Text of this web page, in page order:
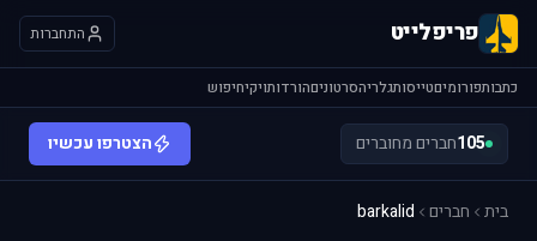
פריפלייט התחברות
כתבותפורומיםטייסותגלריהסרטוניםהורדותויקיחיפוש
105חברים מחוברים הצטרפו עכשיו
בית חברים barkalid